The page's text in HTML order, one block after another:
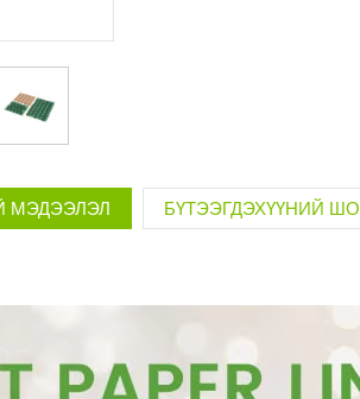
МЭДЭЭЛЭЛ БҮТЭЭГДЭХҮҮНИЙ